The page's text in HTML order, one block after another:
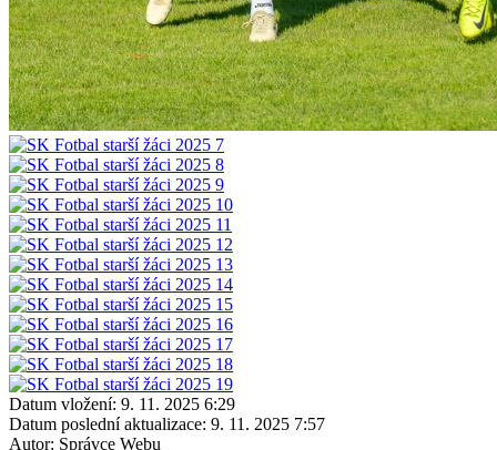
Datum vložení: 9. 11. 2025 6:29
Datum poslední aktualizace: 9. 11. 2025 7:57
Autor: Správce Webu